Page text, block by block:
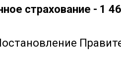
страхование - 1